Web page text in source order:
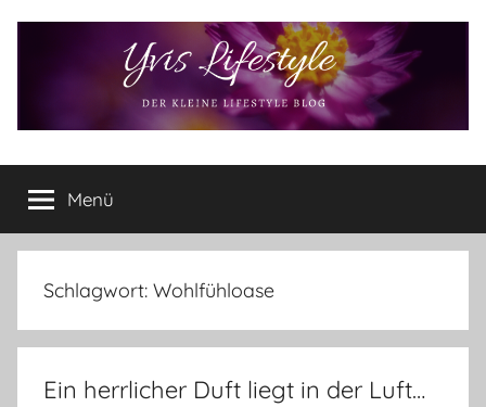
Yvis
Lifestyle
Lifestyle
Blog
–
Lifestyle,
Produkttests
vieles
Menü
Schlagwort: Wohlfühloase
Ein herrlicher Duft liegt in der Luft…